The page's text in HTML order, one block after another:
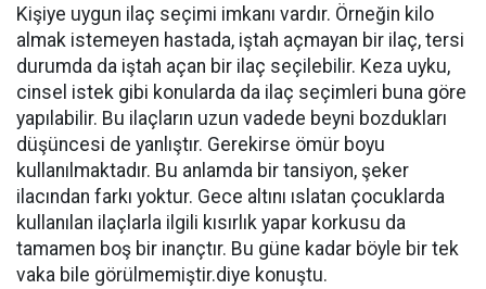
Kişiye uygun ilaç seçimi imkanı vardır. Örneğin kilo
almak istemeyen hastada, iştah açmayan bir ilaç, tersi
durumda da iştah açan bir ilaç seçilebilir. Keza uyku,
cinsel istek gibi konularda da ilaç seçimleri buna göre
yapılabilir. Bu ilaçların uzun vadede beyni bozdukları
düşüncesi de yanlıştır. Gerekirse ömür boyu
kullanılmaktadır. Bu anlamda bir tansiyon, şeker
ilacından farkı yoktur. Gece altını ıslatan çocuklarda
kullanılan ilaçlarla ilgili kısırlık yapar korkusu da
tamamen boş bir inançtır. Bu güne kadar böyle bir tek
vaka bile görülmemiştir.diye konuştu.